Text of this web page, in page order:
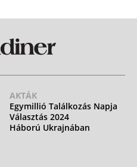
AKTÁK
Egymillió Találkozás Napja
Választás 2024
Háború Ukrajnában